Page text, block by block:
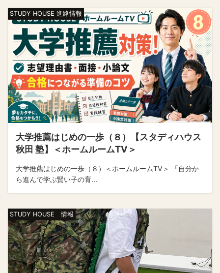
STUDY HOUSE 進路情報
大学推薦はじめの一歩（８）【スタディハウス
秋田 塾】＜ホームルームTV＞
大学推薦はじめの一歩（８）＜ホームルームTV＞ 「自分か
ら進んで学ぶ賢い子の育...
STUDY HOUSE 情報